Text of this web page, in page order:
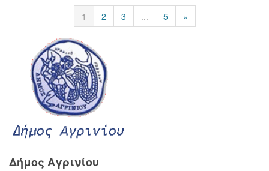
1 2 3 ... 5 »
Δήμος Αγρινίου